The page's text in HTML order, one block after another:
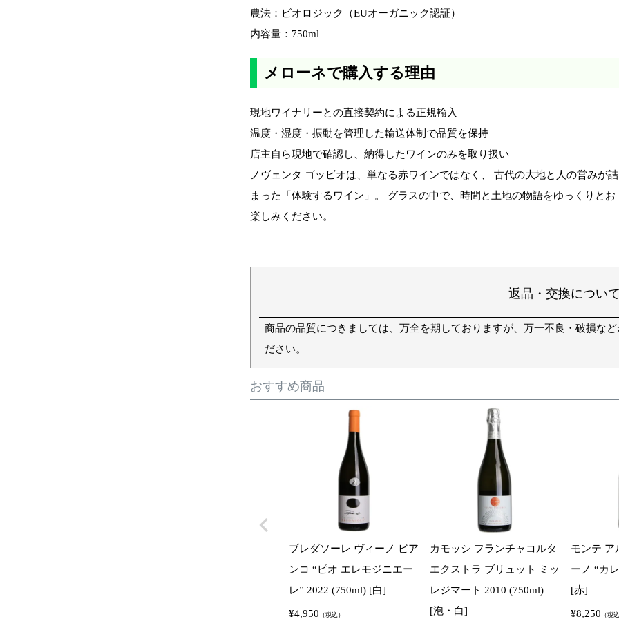
農法：ビオロジック（EUオーガニック認証）
内容量：750ml
メローネで購入する理由
現地ワイナリーとの直接契約による正規輸入
温度・湿度・振動を管理した輸送体制で品質を保持
店主自ら現地で確認し、納得したワインのみを取り扱い
ノヴェンタ ゴッビオは、単なる赤ワインではなく、 古代の大地と人の営みが詰
まった「体験するワイン」。 グラスの中で、時間と土地の物語をゆっくりとお
楽しみください。
返品・交換につい
商品の品質につきましては、万全を期しておりますが、万一不良・破損な
ださい。
おすすめ商品
ブレダソーレ ヴィーノ ビア
ンコ “ピオ エレモジニエー
レ” 2022 (750ml) [白]
¥4,950 （税込）
カモッシ フランチャコルタ
エクストラ ブリュット ミッ
レジマート 2010 (750ml)
[泡・白]
モンテ ア
ーノ “カ
[赤]
¥8,250 （税